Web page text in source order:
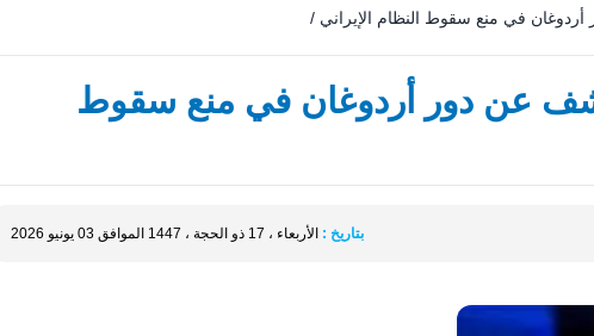
في منع سقوط النظام الإيراني /
عن دور أردوغان في منع سقوط
بتاريخ : الأربعاء ، 17 ذو الحجة ، 1447 الموافق 03 يونيو 2026